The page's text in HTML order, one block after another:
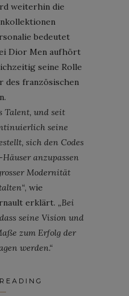
weiterhin die
bedeutet
Dior Men aufhört
seine Rolle
des französischen
Talent, und seit
seine
sich den Codes
anzupassen
Modernität
, wie
erklärt. „Bei
seine Vision und
zum Erfolg der
werden.“